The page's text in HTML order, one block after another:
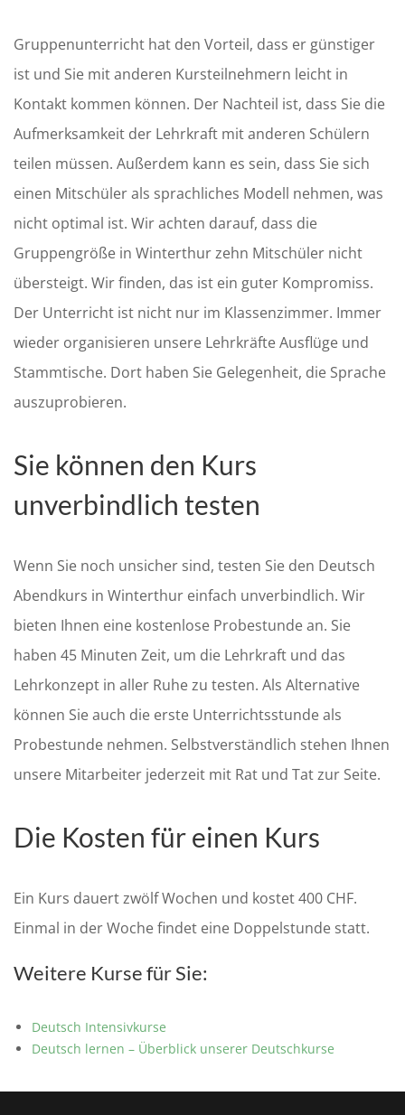
Gruppenunterricht hat den Vorteil, dass er günstiger
ist und Sie mit anderen Kursteilnehmern leicht in
Kontakt kommen können. Der Nachteil ist, dass Sie die
Aufmerksamkeit der Lehrkraft mit anderen Schülern
teilen müssen. Außerdem kann es sein, dass Sie sich
einen Mitschüler als sprachliches Modell nehmen, was
nicht optimal ist. Wir achten darauf, dass die
Gruppengröße in Winterthur zehn Mitschüler nicht
übersteigt. Wir finden, das ist ein guter Kompromiss.
Der Unterricht ist nicht nur im Klassenzimmer. Immer
wieder organisieren unsere Lehrkräfte Ausflüge und
Stammtische. Dort haben Sie Gelegenheit, die Sprache
auszuprobieren.
Sie können den Kurs
unverbindlich testen
Wenn Sie noch unsicher sind, testen Sie den Deutsch
Abendkurs in Winterthur einfach unverbindlich. Wir
bieten Ihnen eine kostenlose Probestunde an. Sie
haben 45 Minuten Zeit, um die Lehrkraft und das
Lehrkonzept in aller Ruhe zu testen. Als Alternative
können Sie auch die erste Unterrichtsstunde als
Probestunde nehmen. Selbstverständlich stehen Ihnen
unsere Mitarbeiter jederzeit mit Rat und Tat zur Seite.
Die Kosten für einen Kurs
Ein Kurs dauert zwölf Wochen und kostet 400 CHF.
Einmal in der Woche findet eine Doppelstunde statt.
Weitere Kurse für Sie:
Deutsch Intensivkurse
Deutsch lernen – Überblick unserer Deutschkurse